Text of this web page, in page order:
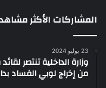
المشاركات الأكثر
23 يوليو 2024
وزارة الداخلية تنتصر
من إخراج لوبي الفساد